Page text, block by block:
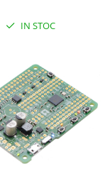
IN STOC